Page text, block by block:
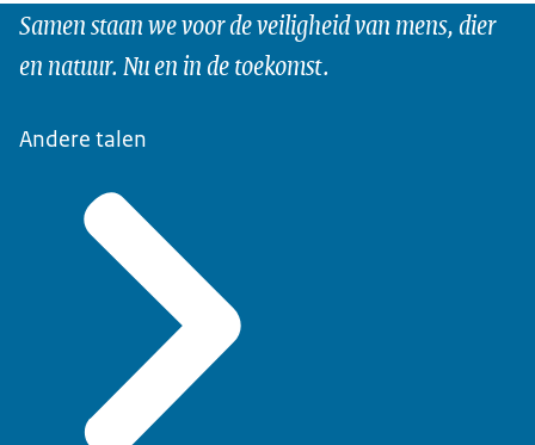
Samen staan we voor de veiligheid van mens, dier
en natuur. Nu en in de toekomst.
Andere talen